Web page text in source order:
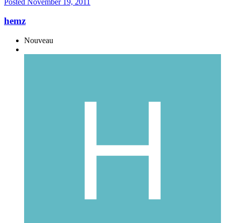
hemz
Nouveau